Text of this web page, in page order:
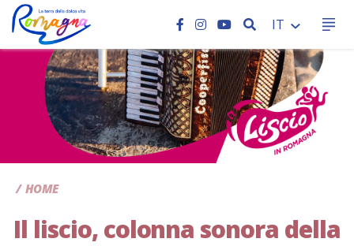
CERCA
IT
CC
HOME
Il liscio, colonna sonora della